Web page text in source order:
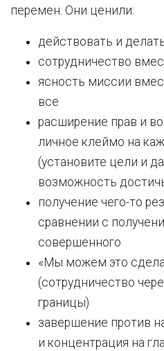
перемен. Они ценили:
действовать и
сотрудничество
ясность миссии
все
расширение прав и
личное клеймо на
(установите цели и
возможность
получение чего-то
сравнении с
совершенного
«Мы можем это
(сотрудничество
границы)
завершение против
и концентрация на